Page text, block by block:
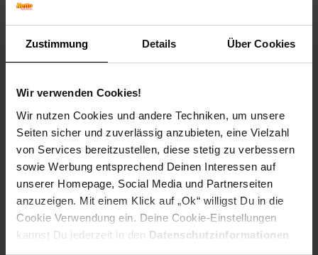
Zustimmung Details Über Cookies
Wir verwenden Cookies!
Wir nutzen Cookies und andere Techniken, um unsere
Seiten sicher und zuverlässig anzubieten, eine Vielzahl
von Services bereitzustellen, diese stetig zu verbessern
sowie Werbung entsprechend Deinen Interessen auf
unserer Homepage, Social Media und Partnerseiten
anzuzeigen. Mit einem Klick auf „Ok“ willigst Du in die
Cookie Verwendung ein. Deine Cookie-Einstellungen
kannst Du jederzeit in den Datenschutzinformationen
ändern bzw. widerrufen.
Hinweis: Aus Gründen der leichteren Lesbarkeit verwenden
wir im Textverlauf die männliche Form der Anrede.
Selbstverständlich sind bei Netto Menschen jeder